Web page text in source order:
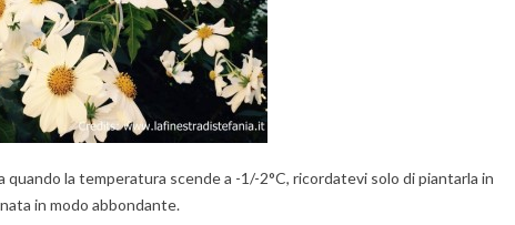
la temperatura scende a -1/-2°C, ricordatevi solo di piantarla in
in modo abbondante.